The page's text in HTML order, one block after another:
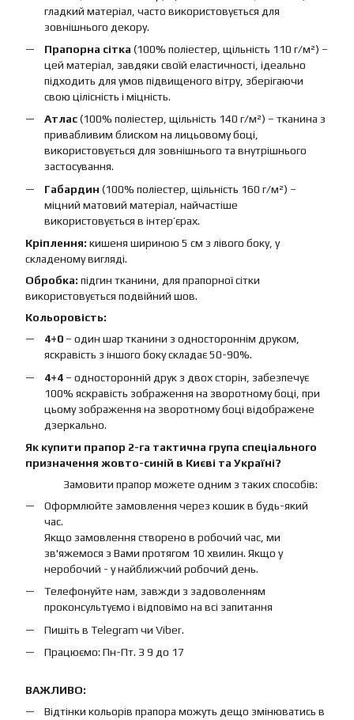
гладкий матеріал, часто використовується для
зовнішнього декору.
Прапорна сітка (100% поліестер, щільність 110 г/м²) –
цей матеріал, завдяки своїй еластичності, ідеально
підходить для умов підвищеного вітру, зберігаючи
свою цілісність і міцність.
Атлас(100% поліестер, щільність 140 г/м²) – тканина з
привабливим блиском на лицьовому боці,
використовується для зовнішнього та внутрішнього
застосування.
Габардин (100% поліестер, щільність 160 г/м²) –
міцний матовий матеріал, найчастіше
використовується в інтер’єрах.
Кріплення: кишеня шириною 5 см з лівого боку, у
складеному вигляді.
Обробка: підгин тканини, для прапорної сітки
використовується подвійний шов.
Кольоровість:
4+0 – один шар тканини з одностороннім друком,
яскравість з іншого боку складає 50-90%.
4+4 – односторонній друк з двох сторін, забезпечує
100% яскравість зображення на зворотному боці, при
цьому зображення на зворотному боці відображене
дзеркально.
Як купити прапор 2-га тактична група спеціального
призначення жовто-синій в Києві та Україні?
Замовити прапор можете одним з таких способів:
Оформлюйте замовлення через кошик в будь-який
час.
Якщо замовлення створено в робочий час, ми
зв'яжемося з Вами протягом 10 хвилин. Якщо у
неробочий - у найближчий робочий день.
Телефонуйте нам, завжди з задоволенням
проконсультуємо і відповімо на всі запитання
Пишіть в Telegram чи Viber.
Працюємо: Пн-Пт. З 9 до 17
ВАЖЛИВО:
Відтінки кольорів прапора можуть дещо змінюватись в